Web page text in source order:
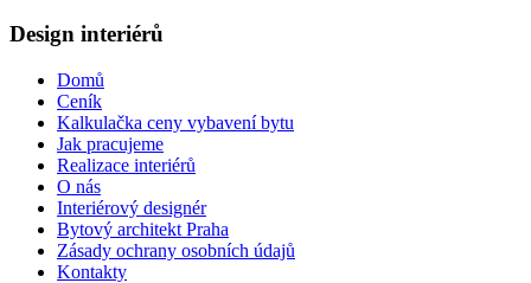
Design interiérů
Domů
Ceník
Kalkulačka ceny vybavení bytu
Jak pracujeme
Realizace interiérů
O nás
Interiérový designér
Bytový architekt Praha
Zásady ochrany osobních údajů
Kontakty